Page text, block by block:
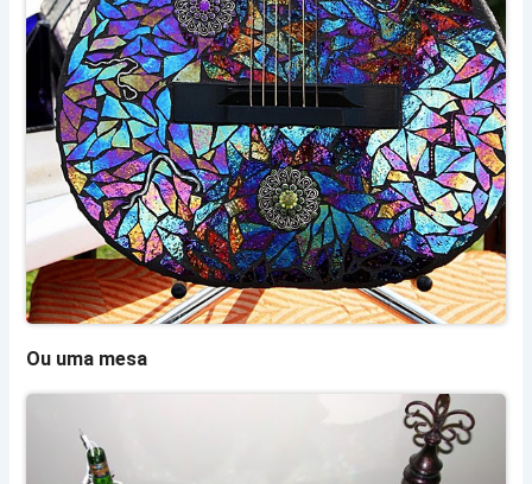
Ou uma mesa